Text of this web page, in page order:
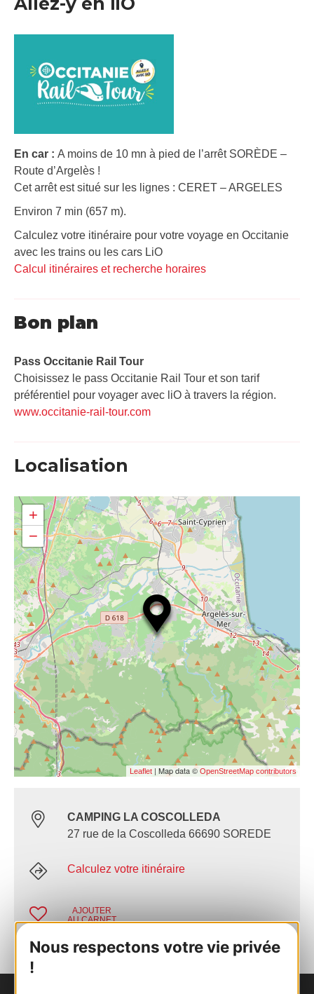
Nous respectons votre vie privée
!
En car : A moins de 10 mn à pied de l’arrêt SORÈDE –
Route d’Argelès !
Cet arrêt est situé sur les lignes : CERET – ARGELES
Environ 7 min (657 m).
Calculez votre itinéraire pour votre voyage en Occitanie
avec les trains ou les cars LiO
Calcul itinéraires et recherche horaires
Bon plan
Pass Occitanie Rail Tour​
Choisissez le pass Occitanie Rail Tour et son tarif
préférentiel pour voyager avec liO à travers la région.
www.occitanie-rail-tour.com
Localisation
+
−
Leaflet | Map data © OpenStreetMap contributors
CAMPING LA COSCOLLEDA
27 rue de la Coscolleda 66690 SOREDE
Calculez votre itinéraire
AJOUTER
AU CARNET